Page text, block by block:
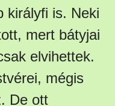
királyfi is. Neki
mert bátyjai
elvihettek.
mégis
De ott